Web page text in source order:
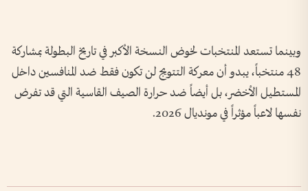
وبينما تستعد المنتخبات لخوض النسخة الأكبر في تاريخ البطولة بمشاركة
48 منتخباً، يبدو أن معركة التتويج لن تكون فقط ضد المنافسين داخل
المستطيل الأخضر، بل أيضاً ضد حرارة الصيف القاسية التي قد تفرض
نفسها لاعباً مؤثراً في مونديال 2026.